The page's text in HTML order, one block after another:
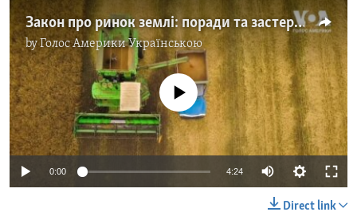
Закон про ринок землі: поради та застереження експертів США. Відео
byГолос Америки Українською
No media source currently available
0:00 4:24
Direct link